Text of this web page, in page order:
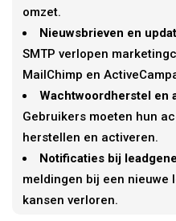
omzet.
Nieuwsbrieven en
SMTP verlopen
MailChimp en
Wachtwoordherstel en
Gebruikers moeten hun
herstellen en activeren.
Notificaties bij
meldingen bij een nieuwe
kansen verloren.